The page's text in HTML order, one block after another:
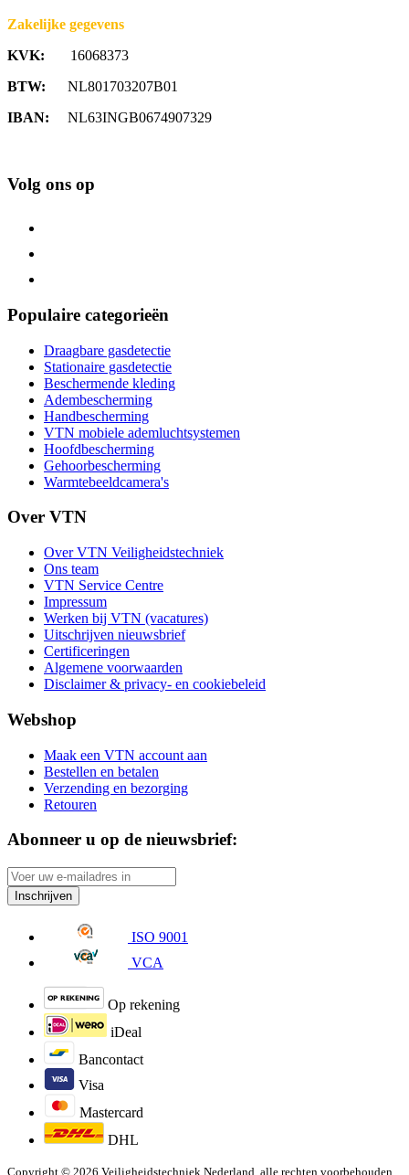
Zakelijke gegevens
KVK: 16068373
BTW: NL801703207B01
IBAN: NL63INGB0674907329
Volg ons op
Populaire categorieën
Draagbare gasdetectie
Stationaire gasdetectie
Beschermende kleding
Adembescherming
Handbescherming
VTN mobiele ademluchtsystemen
Hoofdbescherming
Gehoorbescherming
Warmtebeeldcamera's
Over VTN
Over VTN Veiligheidstechniek
Ons team
VTN Service Centre
Impressum
Werken bij VTN (vacatures)
Uitschrijven nieuwsbrief
Certificeringen
Algemene voorwaarden
Disclaimer & privacy- en cookiebeleid
Webshop
Maak een VTN account aan
Bestellen en betalen
Verzending en bezorging
Retouren
Abonneer u op de nieuwsbrief:
Inschrijven
ISO 9001
VCA
Op rekening
iDeal
Bancontact
Visa
Mastercard
DHL
Copyright © 2026 Veiligheidstechniek Nederland, alle rechten voorbehouden